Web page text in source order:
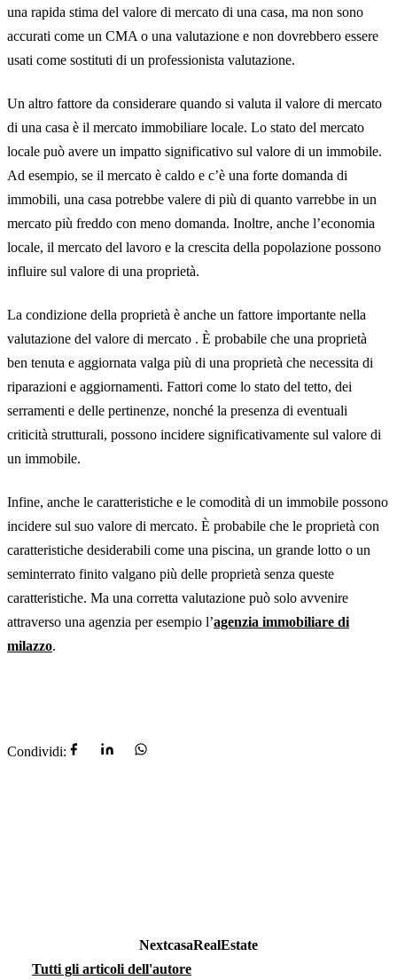
una rapida stima del valore di mercato di una casa, ma non sono
accurati come un CMA o una valutazione e non dovrebbero essere
usati come sostituti di un professionista valutazione.
Un altro fattore da considerare quando si valuta il valore di mercato
di una casa è il mercato immobiliare locale. Lo stato del mercato
locale può avere un impatto significativo sul valore di un immobile.
Ad esempio, se il mercato è caldo e c’è una forte domanda di
immobili, una casa potrebbe valere di più di quanto varrebbe in un
mercato più freddo con meno domanda. Inoltre, anche l’economia
locale, il mercato del lavoro e la crescita della popolazione possono
influire sul valore di una proprietà.
La condizione della proprietà è anche un fattore importante nella
valutazione del valore di mercato . È probabile che una proprietà
ben tenuta e aggiornata valga più di una proprietà che necessita di
riparazioni e aggiornamenti. Fattori come lo stato del tetto, dei
serramenti e delle pertinenze, nonché la presenza di eventuali
criticità strutturali, possono incidere significativamente sul valore di
un immobile.
Infine, anche le caratteristiche e le comodità di un immobile possono
incidere sul suo valore di mercato. È probabile che le proprietà con
caratteristiche desiderabili come una piscina, un grande lotto o un
seminterrato finito valgano più delle proprietà senza queste
caratteristiche. Ma una corretta valutazione può solo avvenire
attraverso una agenzia per esempio l’agenzia immobiliare di
milazzo.
Condividi:
NextcasaRealEstate
Tutti gli articoli dell'autore